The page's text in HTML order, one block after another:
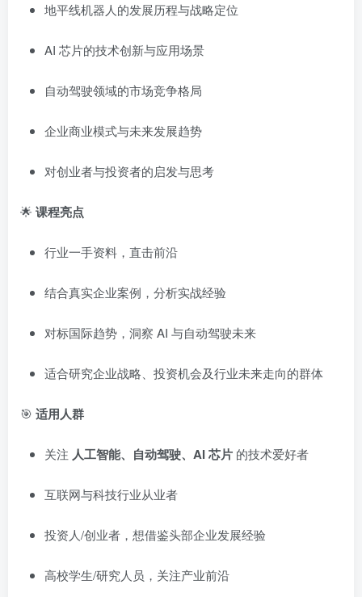
地平线机器人的发展历程与战略定位
AI 芯片的技术创新与应用场景
自动驾驶领域的市场竞争格局
企业商业模式与未来发展趋势
对创业者与投资者的启发与思考
🌟 课程亮点
行业一手资料，直击前沿
结合真实企业案例，分析实战经验
对标国际趋势，洞察 AI 与自动驾驶未来
适合研究企业战略、投资机会及行业未来走向的群体
🎯 适用人群
关注 人工智能、自动驾驶、AI 芯片 的技术爱好者
互联网与科技行业从业者
投资人/创业者，想借鉴头部企业发展经验
高校学生/研究人员，关注产业前沿